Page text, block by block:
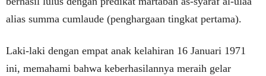
alias summa cumlaude (penghargaan tingkat pertama).
Laki-laki dengan empat anak kelahiran 16 Januari 1971
ini, memahami bahwa keberhasilannya meraih gelar